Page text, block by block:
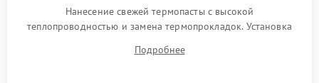
Нанесение свежей термопасты с высокой
теплопроводностью и замена термопрокладок. Установка
шлейфов, модулей памяти и накопителей. Предварительная
Подробнее